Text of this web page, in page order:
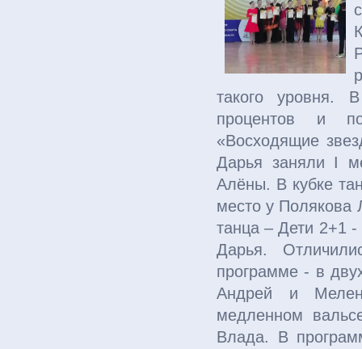
такого уровня.
процентов и
«Восходящие
Дарья заняли I
Алёны. В кубке
место у Полякова
танца – Дети 2+1
Дарья.
программе - в
Андрей и
медленном
Влада. В